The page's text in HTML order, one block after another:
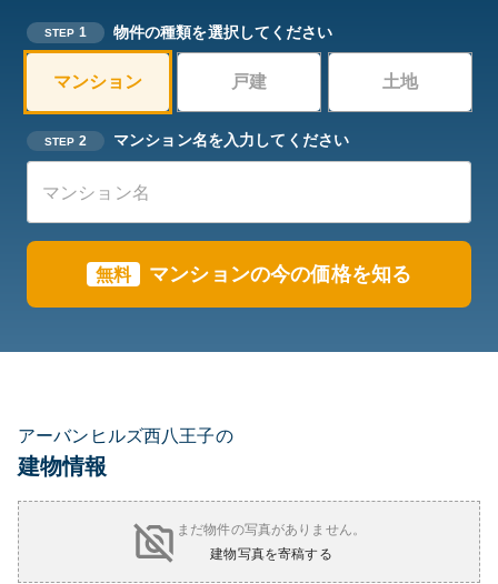
STEP 1 物件の種類を選択してください
マンション 戸建 土地
STEP 2 マンション名を入力してください
無料 マンションの今の価格を知る
アーバンヒルズ西八王子の
建物情報
まだ物件の写真がありません。
建物写真を寄稿する